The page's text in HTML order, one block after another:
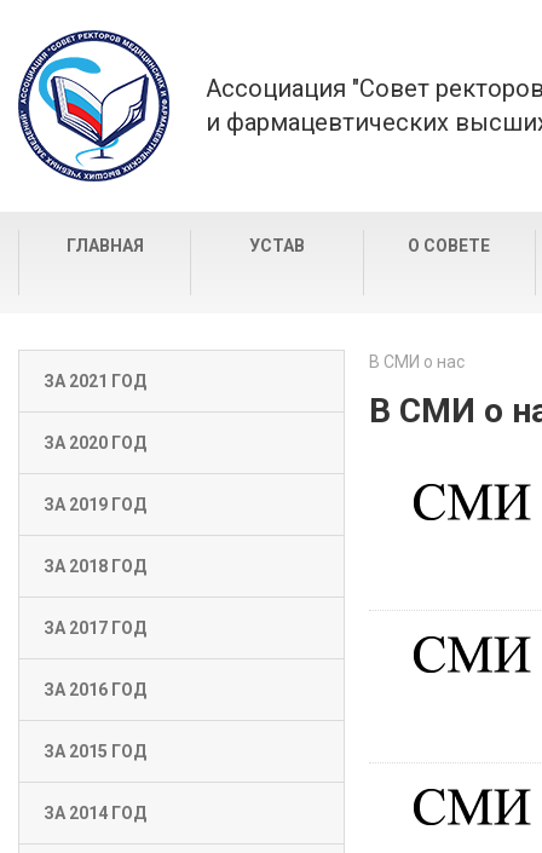
Ассоциация "Совет
и фармацевтических
ГЛАВНАЯ УСТАВ О СОВЕТЕ
ЗА 2021 ГОД
ЗА 2020 ГОД
ЗА 2019 ГОД
ЗА 2018 ГОД
ЗА 2017 ГОД
ЗА 2016 ГОД
ЗА 2015 ГОД
ЗА 2014 ГОД
В СМИ о нас
В СМИ о